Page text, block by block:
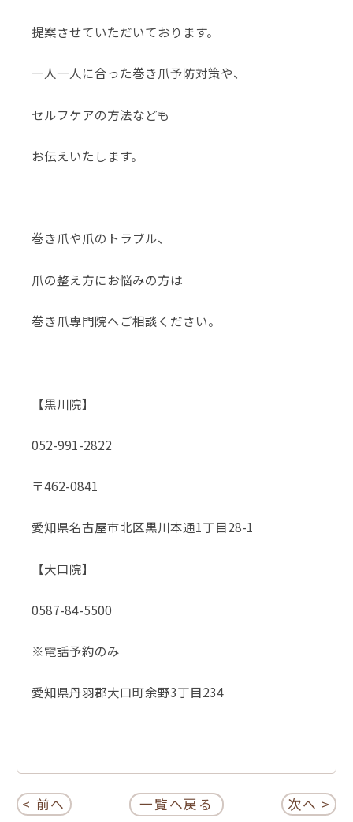
提案させていただいております。
一人一人に合った巻き爪予防対策や、
セルフケアの方法なども
お伝えいたします。
巻き爪や爪のトラブル、
爪の整え方にお悩みの方は
巻き爪専門院へご相談ください。
【黒川院】
052-991-2822
〒462-0841
愛知県名古屋市北区黒川本通1丁目28-1
【大口院】
0587-84-5500
※電話予約のみ
愛知県丹羽郡大口町余野3丁目234
< 前へ 一覧へ戻る 次へ >